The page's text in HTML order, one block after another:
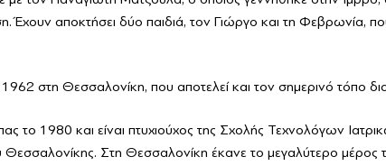
Έχουν αποκτήσει δύο παιδιά, τον Γιώργο και τη Φεβρωνία,
στη Θεσσαλονίκη, που αποτελεί και τον σημερινό τόπο
το 1980 και είναι πτυχιούχος της Σχολής Τεχνολόγων
Θεσσαλονίκης. Στη Θεσσαλονίκη έκανε το μεγαλύτερο μέρος